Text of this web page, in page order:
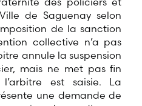
de Saguenay selon
de la sanction
collective n’a pas
annule la suspension
mais ne met pas fin
est saisie. La
une demande de